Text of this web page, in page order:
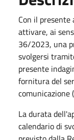
Con il
attivare, ai
36/2023, una
svolgersi
presente
fornitura del
comunicazione
La durata
calendario di